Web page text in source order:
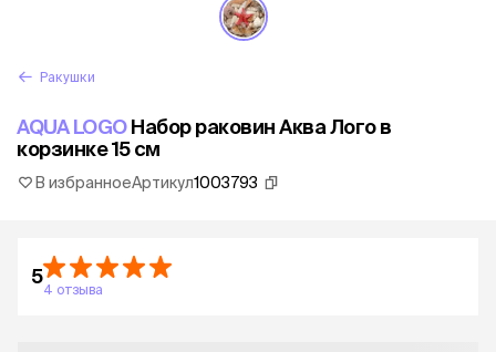
Ракушки
AQUA LOGOНабор раковин Аква Лого в
корзинке 15 см
В избранноеАртикул1003793
5
4 отзыва